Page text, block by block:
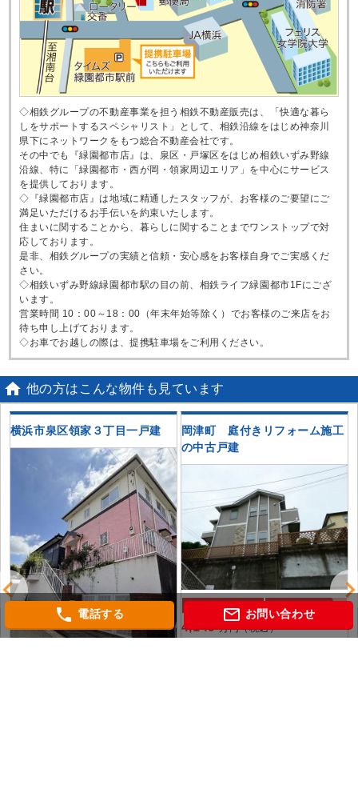
◇相鉄グループの不動産事業を担う相鉄不動産販売は、「快適な暮ら
しをサポートするスペシャリスト」として、相鉄沿線をはじめ神奈川
県下にネットワークをもつ総合不動産会社です。
その中でも『緑園都市店』は、泉区・戸塚区をはじめ相鉄いずみ野線
沿線、特に「緑園都市・西が岡・領家周辺エリア」を中心にサービス
を提供しております。
◇『緑園都市店』は地域に精通したスタッフが、お客様のご要望にご
満足いただけるお手伝いを約束いたします。
住まいに関することから、暮らしに関することまでワンストップで対
応しております。
是非、相鉄グループの実績と信頼・安心感をお客様自身でご実感くだ
さい。
◇相鉄いずみ野線緑園都市駅の目の前、相鉄ライフ緑園都市1Fにござ
います。
営業時間 10：00～18：00（年末年始等除く）でお客様のご来店をお
待ち申し上げております。
◇お車でお越しの際は、提携駐車場をご利用ください。
 他の方はこんな物件も見ています
横浜市泉区領家３丁目一戸建
岡津町 庭付きリフォーム施工
の中古戸建
4,149万円（税込）
phone 電話する mail_outline お問い合わせ